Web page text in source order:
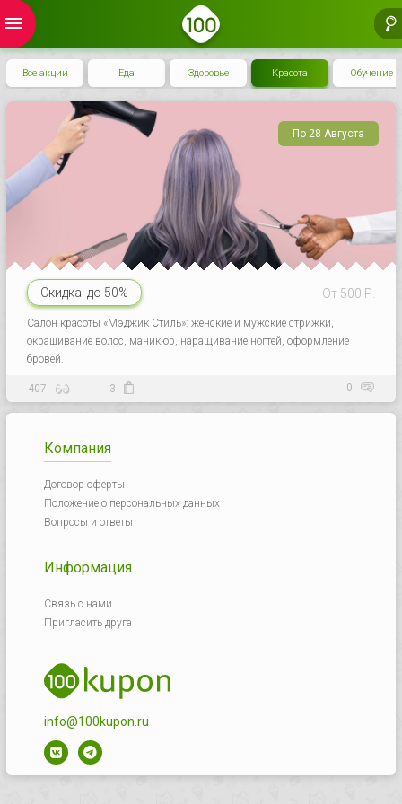
menu
Все акции Еда Здоровье Красота Обучение
По 28 Августа
Скидка: до 50% От 500 Р.
Салон красоты «Мэджик Стиль»: женские и мужские стрижки,
окрашивание волос, маникюр, наращивание ногтей, оформление
бровей.
407 3 0
Компания
Договор оферты
Положение о персональных данных
Вопросы и ответы
Информация
Связь с нами
Пригласить друга
info@100kupon.ru